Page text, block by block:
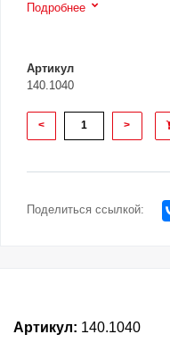
Подробнее
Артикул
140.1040
< >
Поделиться ссылкой:
Артикул: 140.1040